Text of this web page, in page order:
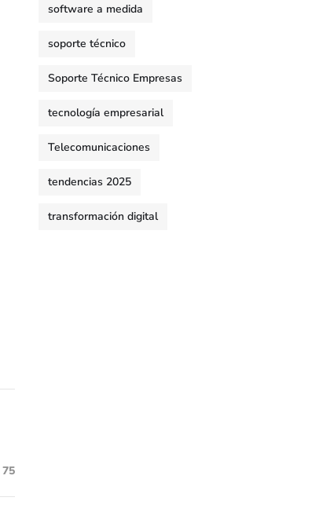
75
software a medida
soporte técnico
Soporte Técnico Empresas
tecnología empresarial
Telecomunicaciones
tendencias 2025
transformación digital